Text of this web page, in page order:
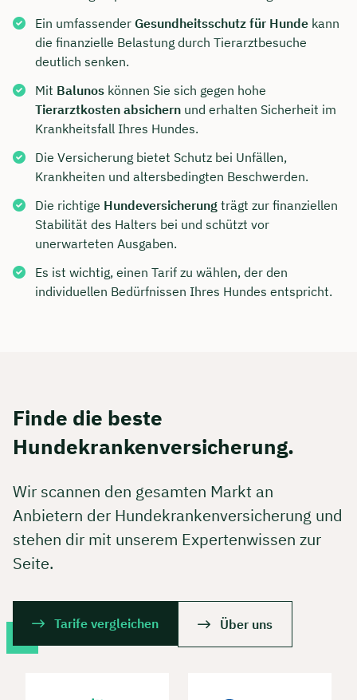
Ein umfassender Gesundheitsschutz für Hunde kann
die finanzielle Belastung durch Tierarztbesuche
deutlich senken.
Mit Balunos können Sie sich gegen hohe
Tierarztkosten absichern und erhalten Sicherheit im
Krankheitsfall Ihres Hundes.
Die Versicherung bietet Schutz bei Unfällen,
Krankheiten und altersbedingten Beschwerden.
Die richtige Hundeversicherung trägt zur finanziellen
Stabilität des Halters bei und schützt vor
unerwarteten Ausgaben.
Es ist wichtig, einen Tarif zu wählen, der den
individuellen Bedürfnissen Ihres Hundes entspricht.
Finde die beste
Hundekrankenversicherung.
Wir scannen den gesamten Markt an
Anbietern der Hundekrankenversicherung und
stehen dir mit unserem Expertenwissen zur
Seite.
Tarife vergleichen Über uns